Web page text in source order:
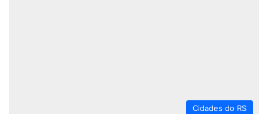
Cidades do RS